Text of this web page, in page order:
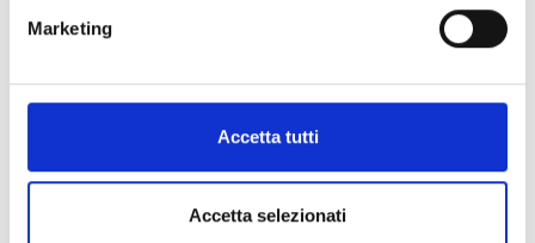
Marketing
Accetta tutti
Accetta selezionati
Cobox Community
VISITA LA COMMUNITY